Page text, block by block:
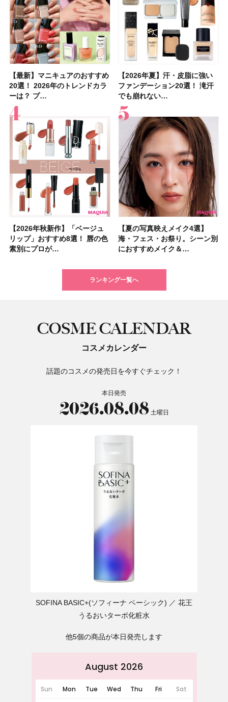
【最新】マニキュアのおすすめ
20選！ 2026年のトレンドカラ
ーは？ プ…
【2026年夏】汗・皮脂に強い
ファンデーション20選！ 滝汗
でも崩れない…
【2026年秋新作】「ベージュ
リップ」おすすめ8選！ 唇の色
素別にプロが…
【夏の写真映えメイク4選】
海・フェス・お祭り。シーン別
におすすめメイク＆…
【石井美保さん】おすすめの
「ブライトニング」11選！ ス
キンケアからサプ…
【クリスマスコフレ2026】ク
リニークのホリデーコフレを一
挙紹介！ 人気…
【2026夏】「シートマスク・
パック」ランキングTOP5！＜
マキアビュー…
【2026夏】「洗顔料」ランキ
ングTOP5！＜マキアビューテ
ィーズが投票…
【最新】マニキュアのおすすめ
20選！ 2026年のトレンドカラ
ーは？ プ…
【2026年夏】汗・皮脂に強い
ファンデーション20選！ 滝汗
でも崩れない…
【2026年秋新作】「ベージュ
リップ」おすすめ8選！ 唇の色
素別にプロが…
【夏の写真映えメイク4選】
海・フェス・お祭り。シーン別
におすすめメイク＆…
【2026年】ボディ用日焼け止
めUVのおすすめ20選！ この夏
注目の人気…
【2026夏】「リップケア」ラ
ンキングTOP5！＜美容マニア
集団・マキア…
【ニベア】美容液リップクリー
ム＆ボディスクラブが新登場！
大人気の色付き…
【石井美保さん・50歳のボディ
ケア愛用品16選】首・手・バス
トのパーツケ…
【2026夏】「歯磨き粉・オー
ラルケア」ランキングTOP5！
＜美容マニア…
【板野友美さんの美活】「最
近、下の歯の矯正を再開したん
です」オーラルケア…
【2026夏】「インナーケア・
サプリ」ランキングTOP5！＜
美容マニア集…
【石井美保さんのおすすめお菓
子＆お茶10選】手土産にもぴっ
たり
【2026年夏】おすすめの髪型
36選！ショート・ボブ・ミディ
アム・ロング…
【2026年夏】小顔に見えるボ
ブの髪型37選！ レイヤー・切
りっぱなしな…
【最新】髪のうねり・広がり・
くせ毛におすすめのシャンプー
17選
【2026年夏】透明感カラーの
髪色おすすめ20選！ ブリーチ
あり・なし別…
【鈴木えみさんの愛用品30選】
コスメ・スキンケア・ヘアケア
etc.お気に…
【無印良品】スキンケア×衣料
素材の最強タッグで実現！ 着
るだけで保湿でき…
【2026年8月の一粒万倍日】お
すすめの開運コスメ＆美容アイ
テム10選！
【読者プレゼント】羽の見えな
いハンディファン
「baramood」を3名様…
【ルナソルアイシャドウ】アイ
カラーレーションN新色・限定
色をイエベ・ブ…
【セザンヌ】「ブライトカラー
シーラー」新色グリーンが8/7
に発売｜既存色…
【ジョー マローン ロンドン】
大人気フレグランス「ウッド
セージ ＆ シ…
先行販売でゲット🧡LUNASOL
アイカラーレーションN 23
Rosy…
ランキング一覧へ
COSME CALENDAR
コスメカレンダー
話題のコスメの発売日を今すぐチェック！
本日発売
2026.08.08土曜日
SOFINA BASIC+(ソフィーナ ベーシック)
花王
うるおいターボ化粧水
他5個の商品が本日発売します
August 2026
Sun Mon Tue Wed Thu Fri Sat